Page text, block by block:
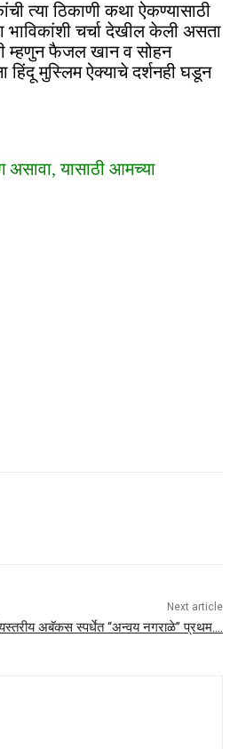
त्या ठिकाणी कथा ऐकण्यासाठी
भाविकांशी चर्चा देखील केली असता
म्हणुन फैजल खान व सोहन
मुस्लिम ऐक्याचे दर्शनही घडून
असावा, यासाठी आमच्या
Next article
अबॅकस स्पर्धेत “अन्वय नगराळे” प्रथम….